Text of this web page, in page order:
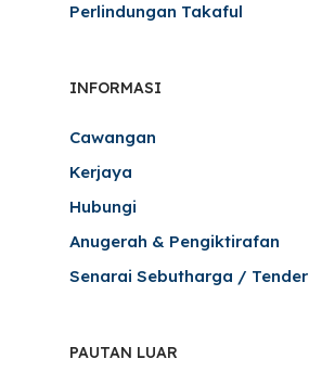
Perlindungan Takaful
INFORMASI
Cawangan
Kerjaya
Hubungi
Anugerah & Pengiktirafan
Senarai Sebutharga / Tender
PAUTAN LUAR